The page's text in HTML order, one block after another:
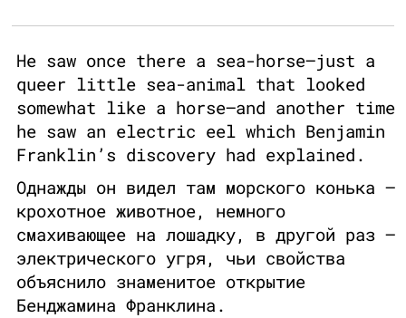
He saw once there a sea-horse—just a
queer little sea-animal that looked
somewhat like a horse—and another time
he saw an electric eel which Benjamin
Franklin’s discovery had explained.
Однажды он видел там морского конька —
крохотное животное, немного
смахивающее на лошадку, в другой раз —
электрического угря, чьи свойства
объяснило знаменитое открытие
Бенджамина Франклина.